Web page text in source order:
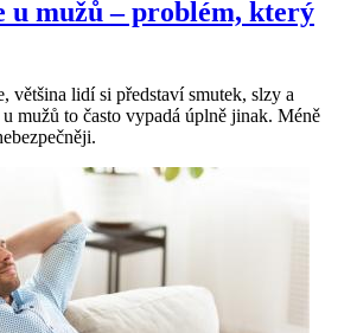
u mužů – problém, který
většina lidí si představí smutek, slzy a
u mužů to často vypadá úplně jinak. Méně